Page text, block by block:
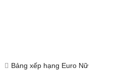
Bảng xếp hạng Euro Nữ